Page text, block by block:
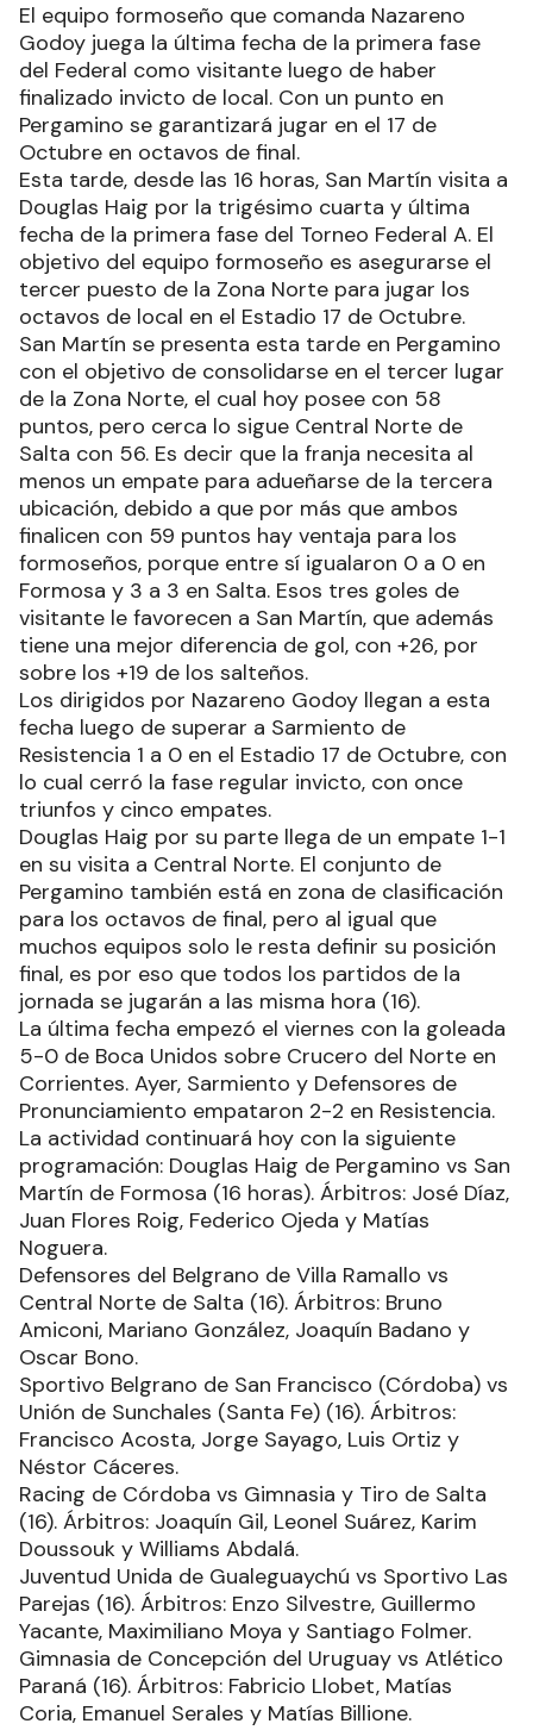
El equipo formoseño que comanda Nazareno
Godoy juega la última fecha de la primera fase
del Federal como visitante luego de haber
finalizado invicto de local. Con un punto en
Pergamino se garantizará jugar en el 17 de
Octubre en octavos de final.
Esta tarde, desde las 16 horas, San Martín visita a
Douglas Haig por la trigésimo cuarta y última
fecha de la primera fase del Torneo Federal A. El
objetivo del equipo formoseño es asegurarse el
tercer puesto de la Zona Norte para jugar los
octavos de local en el Estadio 17 de Octubre.
San Martín se presenta esta tarde en Pergamino
con el objetivo de consolidarse en el tercer lugar
de la Zona Norte, el cual hoy posee con 58
puntos, pero cerca lo sigue Central Norte de
Salta con 56. Es decir que la franja necesita al
menos un empate para adueñarse de la tercera
ubicación, debido a que por más que ambos
finalicen con 59 puntos hay ventaja para los
formoseños, porque entre sí igualaron 0 a 0 en
Formosa y 3 a 3 en Salta. Esos tres goles de
visitante le favorecen a San Martín, que además
tiene una mejor diferencia de gol, con +26, por
sobre los +19 de los salteños.
Los dirigidos por Nazareno Godoy llegan a esta
fecha luego de superar a Sarmiento de
Resistencia 1 a 0 en el Estadio 17 de Octubre, con
lo cual cerró la fase regular invicto, con once
triunfos y cinco empates.
Douglas Haig por su parte llega de un empate 1-1
en su visita a Central Norte. El conjunto de
Pergamino también está en zona de clasificación
para los octavos de final, pero al igual que
muchos equipos solo le resta definir su posición
final, es por eso que todos los partidos de la
jornada se jugarán a las misma hora (16).
La última fecha empezó el viernes con la goleada
5-0 de Boca Unidos sobre Crucero del Norte en
Corrientes. Ayer, Sarmiento y Defensores de
Pronunciamiento empataron 2-2 en Resistencia.
La actividad continuará hoy con la siguiente
programación: Douglas Haig de Pergamino vs San
Martín de Formosa (16 horas). Árbitros: José Díaz,
Juan Flores Roig, Federico Ojeda y Matías
Noguera.
Defensores del Belgrano de Villa Ramallo vs
Central Norte de Salta (16). Árbitros: Bruno
Amiconi, Mariano González, Joaquín Badano y
Oscar Bono.
Sportivo Belgrano de San Francisco (Córdoba) vs
Unión de Sunchales (Santa Fe) (16). Árbitros:
Francisco Acosta, Jorge Sayago, Luis Ortiz y
Néstor Cáceres.
Racing de Córdoba vs Gimnasia y Tiro de Salta
(16). Árbitros: Joaquín Gil, Leonel Suárez, Karim
Doussouk y Williams Abdalá.
Juventud Unida de Gualeguaychú vs Sportivo Las
Parejas (16). Árbitros: Enzo Silvestre, Guillermo
Yacante, Maximiliano Moya y Santiago Folmer.
Gimnasia de Concepción del Uruguay vs Atlético
Paraná (16). Árbitros: Fabricio Llobet, Matías
Coria, Emanuel Serales y Matías Billione.